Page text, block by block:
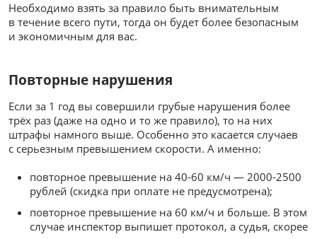
Необходимо взять за правило быть внимательным
в течение всего пути, тогда он будет более безопасным
и экономичным для вас.
Повторные нарушения
Если за 1 год вы совершили грубые нарушения более
трёх раз (даже на одно и то же правило), то на них
штрафы намного выше. Особенно это касается случаев
с серьезным превышением скорости. А именно:
повторное превышение на 40-60 км/ч — 2000-2500
рублей (скидка при оплате не предусмотрена);
повторное превышение на 60 км/ч и больше. В этом
случае инспектор выпишет протокол, а судья, скорее